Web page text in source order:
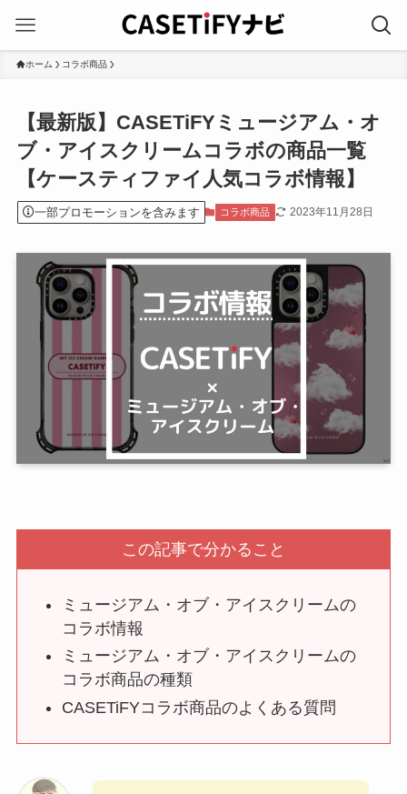
ホーム コラボ商品
【最新版】CASETiFYミュージアム・オ
ブ・アイスクリームコラボの商品一覧
【ケースティファイ人気コラボ情報】
一部プロモーションを含みます コラボ商品 2023年11月28日
この記事で分かること
ミュージアム・オブ・アイスクリームの
コラボ情報
ミュージアム・オブ・アイスクリームの
コラボ商品の種類
CASETiFYコラボ商品のよくある質問